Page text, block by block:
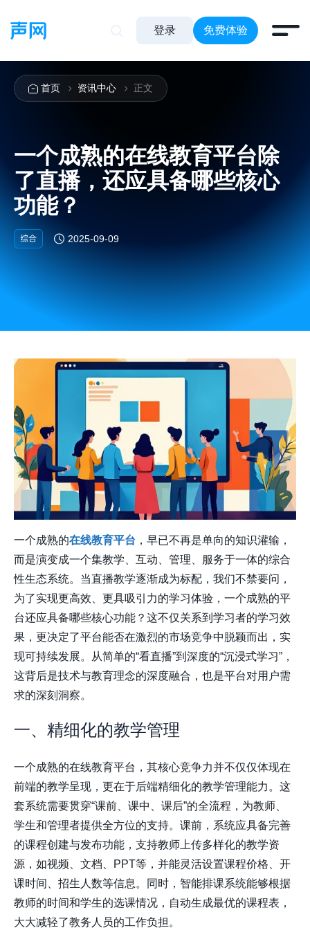
登录 免费体验
首页 资讯中心 正文
一个成熟的在线教育平台除
了直播，还应具备哪些核心
功能？
综合 2025-09-09
一个成熟的在线教育平台 ，早已不再是单向的知识灌输，
而是演变成一个集教学、互动、管理、服务于一体的综合
性生态系统。当直播教学逐渐成为标配，我们不禁要问，
为了实现更高效、更具吸引力的学习体验，一个成熟的平
台还应具备哪些核心功能？这不仅关系到学习者的学习效
果，更决定了平台能否在激烈的市场竞争中脱颖而出，实
现可持续发展。从简单的“看直播”到深度的“沉浸式学习”，
这背后是技术与教育理念的深度融合，也是平台对用户需
求的深刻洞察。
一、精细化的教学管理
一个成熟的在线教育平台，其核心竞争力并不仅仅体现在
前端的教学呈现，更在于后端精细化的教学管理能力。这
套系统需要贯穿“课前、课中、课后”的全流程，为教师、
学生和管理者提供全方位的支持。课前，系统应具备完善
的课程创建与发布功能，支持教师上传多样化的教学资
源，如视频、文档、PPT等，并能灵活设置课程价格、开
课时间、招生人数等信息。同时，智能排课系统能够根据
教师的时间和学生的选课情况，自动生成最优的课程表，
大大减轻了教务人员的工作负担。